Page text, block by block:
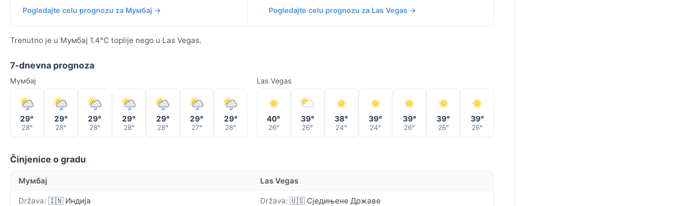
Pogledajte celu prognozu za Мумбај → Pogledajte celu prognozu za Las Vegas →
Trenutno je u Мумбај 1.4°C toplije nego u Las Vegas.
7-dnevna prognoza
Мумбај
29°
28°
29°
28°
29°
28°
29°
28°
29°
28°
29°
27°
29°
28°
Las Vegas
40°
26°
39°
26°
38°
24°
39°
24°
39°
26°
39°
26°
39°
26°
Činjenice o gradu
Мумбај Las Vegas
Država: 🇮🇳 Индија Država: 🇺🇸 Сједињене Државе